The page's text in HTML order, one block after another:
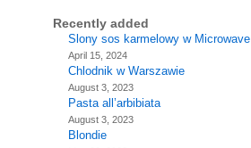
Recently added
Slony sos karmelowy w Microwave
April 15, 2024
Chlodnik w Warszawie
August 3, 2023
Pasta all’arbibiata
August 3, 2023
Blondie